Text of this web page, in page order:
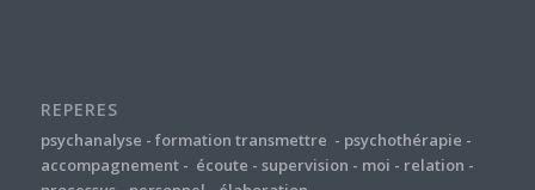
REPERES
psychanalyse - formation transmettre - psychothérapie -
accompagnement- écoute - supervision - moi - relation -